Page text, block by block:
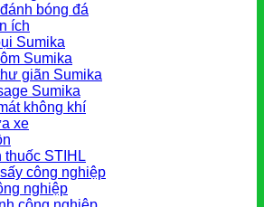
bóng đá
ích
Sumika
Sumika
giãn Sumika
Sumika
không khí
xe
thuốc STIHL
công nghiệp
nghiệp